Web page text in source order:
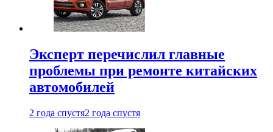
Эксперт перечислил главные
проблемы при ремонте китайских
автомобилей
2 года спустя2 года спустя